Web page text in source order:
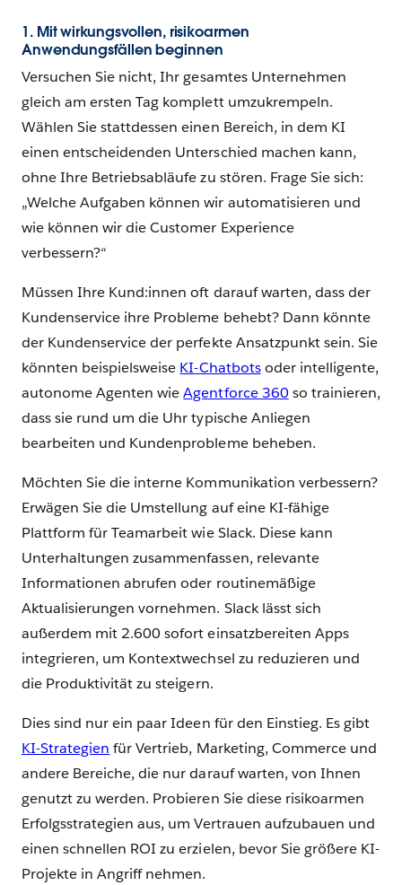
1. Mit wirkungsvollen, risikoarmen
Anwendungsfällen beginnen
Versuchen Sie nicht, Ihr gesamtes Unternehmen
gleich am ersten Tag komplett umzukrempeln.
Wählen Sie stattdessen einen Bereich, in dem KI
einen entscheidenden Unterschied machen kann,
ohne Ihre Betriebsabläufe zu stören. Frage Sie sich:
„Welche Aufgaben können wir automatisieren und
wie können wir die Customer Experience
verbessern?“
Müssen Ihre Kund:innen oft darauf warten, dass der
Kundenservice ihre Probleme behebt? Dann könnte
der Kundenservice der perfekte Ansatzpunkt sein. Sie
könnten beispielsweise KI-Chatbotsoder intelligente,
autonome Agenten wieAgentforce 360 so trainieren,
dass sie rund um die Uhr typische Anliegen
bearbeiten und Kundenprobleme beheben.
Möchten Sie die interne Kommunikation verbessern?
Erwägen Sie die Umstellung auf eine KI-fähige
Plattform für Teamarbeit wie Slack. Diese kann
Unterhaltungen zusammenfassen, relevante
Informationen abrufen oder routinemäßige
Aktualisierungen vornehmen. Slack lässt sich
außerdem mit 2.600 sofort einsatzbereiten Apps
integrieren, um Kontextwechsel zu reduzieren und
die Produktivität zu steigern.
Dies sind nur ein paar Ideen für den Einstieg. Es gibt
KI-Strategien für Vertrieb, Marketing, Commerce und
andere Bereiche, die nur darauf warten, von Ihnen
genutzt zu werden. Probieren Sie diese risikoarmen
Erfolgsstrategien aus, um Vertrauen aufzubauen und
einen schnellen ROI zu erzielen, bevor Sie größere KI-
Projekte in Angriff nehmen.